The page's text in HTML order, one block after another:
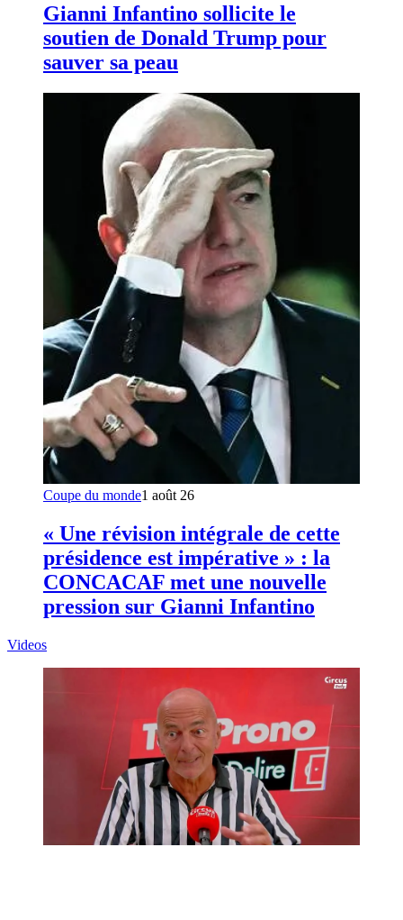
Gianni Infantino sollicite le
soutien de Donald Trump pour
sauver sa peau
Coupe du monde1 août 26
« Une révision intégrale de cette
présidence est impérative » : la
CONCACAF met une nouvelle
pression sur Gianni Infantino
Videos